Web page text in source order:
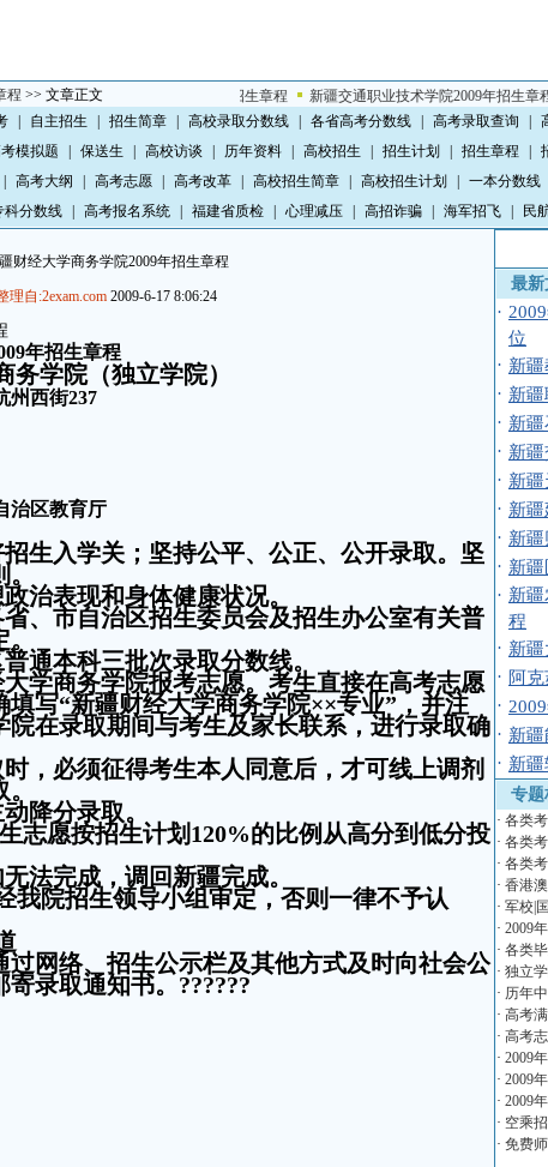
程 >> 文章正文
石河子职业技术学院2009年招生章程 新疆交通职业技术学院2009年招生章程
自主招生 招生简章 高校录取分数线 各省高考分数线 高考录取查询
模拟题 保送生 高校访谈 历年资料 高校招生 招生计划 招生章程
高考大纲 高考志愿 高考改革 高校招生简章 高校招生计划 一本分数线
科分数线 高考报名系统 福建省质检 心理减压 高招诈骗 海军招飞 民
财经大学商务学院2009年招生章程
理自:2exam.com 2009-6-17 8:06:24
年招生章程
务学院（独立学院）
州西街237
治区教育厅
生入学关；坚持公平、公正、公开录取。坚
治表现和身体健康状况。
、市自治区招生委员会及招生办公室有关普
通本科三批次录取分数线。
学商务学院报考志愿。考生直接在高考志愿
写“新疆财经大学商务学院××专业”，并注
院在录取期间与考生及家长联系，进行录取确
，必须征得考生本人同意后，才可线上调剂
降分录取。
志愿按招生计划 120%的比例从高分到低分投
法完成，调回新疆完成。
我院招生领导小组审定，否则一律不予认
网络、招生公示栏及其他方式及时向社会公
录取通知书。 ??????
最新
·
位
· 新
· 新
· 新
· 新
· 新
· 新
· 新
· 新
· 新
程
· 新
· 阿
·
· 新
· 新
专题
· 各类
· 各类
· 各类
· 香港
· 军校|
· 2009
· 各类
· 独立
· 历年
· 高考
· 高考
· 2009
· 2009
· 2009
· 空乘
· 免费